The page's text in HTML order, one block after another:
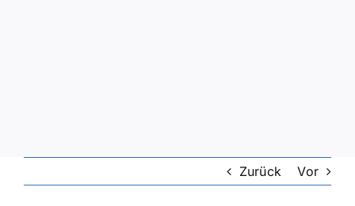
Zurück Vor